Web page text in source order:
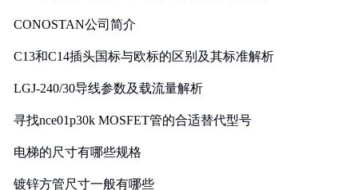
CONOSTAN公司简介
C13和C14插头国标与欧标的区别及其标准解析
LGJ-240/30导线参数及载流量解析
寻找nce01p30k MOSFET管的合适替代型号
电梯的尺寸有哪些规格
镀锌方管尺寸一般有哪些